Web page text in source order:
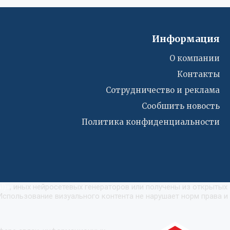
Информация
О компании
Контакты
Сотрудничество и реклама
Сообшить новость
Политика конфиденциальности
, иных нейросетевых генераторов или получены из открытых
визуального контента не нарушает норм права и